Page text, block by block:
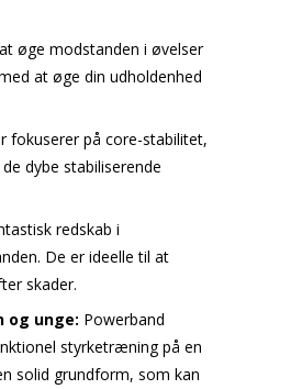
øge modstanden i øvelser
at øge din udholdenhed
fokuserer på core-stabilitet,
dybe stabiliserende
redskab i
De er ideelle til at
skader.
og unge: Powerband
styrketræning på en
solid grundform, som kan